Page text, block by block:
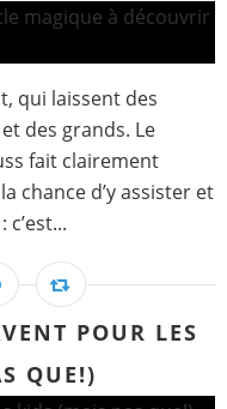
qui laissent des
des grands. Le
fait clairement
chance d’y assister et
POUR LES
QUE!)